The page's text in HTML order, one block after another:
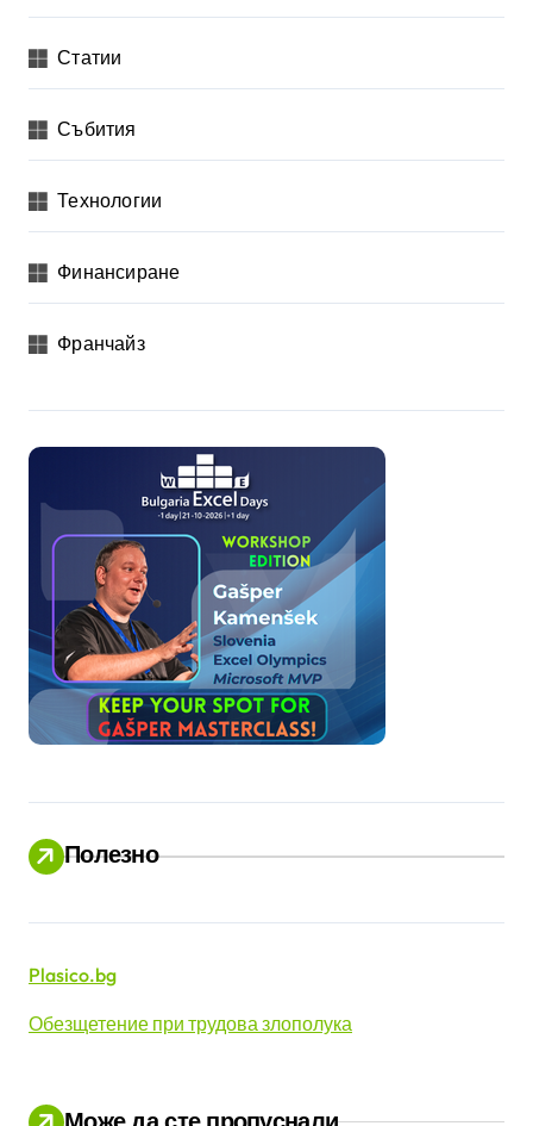
Статии
Събития
Технологии
Финансиране
Франчайз
Полезно
Plasico.bg
Обезщетение при трудова злополука